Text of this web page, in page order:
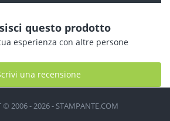
questo prodotto
esperienza con altre persone
una recensione
© 2006 - 2026 - STAMPANTE.COM